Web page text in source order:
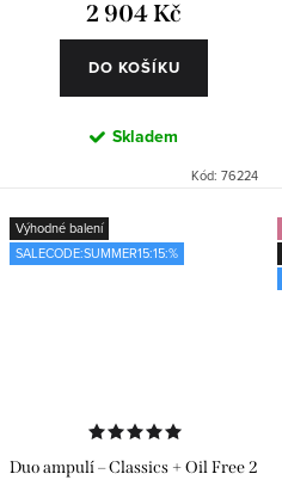
2 904 Kč
DO KOŠÍKU
Skladem
Kód: 76224
Výhodné balení
SALECODE:SUMMER15:15:%
Duo ampulí – Classics + Oil Free 2